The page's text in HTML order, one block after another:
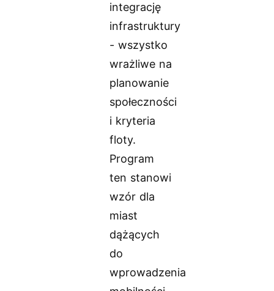
integrację
infrastruktury
- wszystko
wrażliwe na
planowanie
społeczności
i kryteria
floty.
Program
ten stanowi
wzór dla
miast
dążących
do
wprowadzenia